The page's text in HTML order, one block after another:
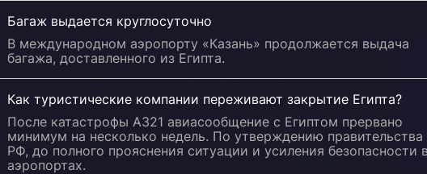
Багаж выдается круглосуточно
В международном аэропорту «Казань» продолжается выдача
багажа, доставленного из Египта.
Как туристические компании переживают закрытие Египта?
После катастрофы А321 авиасообщение с Египтом прервано
минимум на несколько недель. По утверждению правительства
РФ, до полного прояснения ситуации и усиления безопасности
аэропортах.